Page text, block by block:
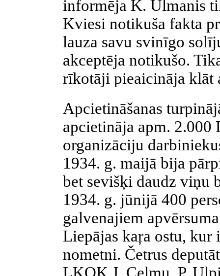
informēja K. Ulmanis
Kviesi notikuša fakta
lauza savu svinīgo
akceptēja notikušo.
rīkotāji pieaicināja klāt
Apcietināšanas
apcietināja apm. 2.000
organizāciju
1934. g. maijā bija
bet sevišķi daudz viņu
1934. g. jūnijā 400
galvenajiem
Liepājas kaŗa ostu,
nometni. Četrus